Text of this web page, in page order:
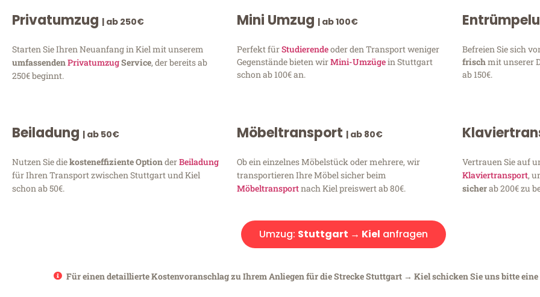
Privatumzug | ab 250€
Starten Sie Ihren Neuanfang in Kiel mit unserem
umfassendenPrivatumzugService, der bereits ab
250€ beginnt.
Mini Umzug | ab 100€
Perfekt fürStudierendeoder den Transport weniger
Gegenstände bieten wirMini-Umzügein Stuttgart
schon ab 100€ an.
Befreien Sie sich
frischmit unserer
ab 150€.
Beiladung | ab 50€
Nutzen Sie diekosteneffiziente OptionderBeiladung
für Ihren Transport zwischen Stuttgart und Kiel
schon ab 50€.
Möbeltransport | ab 80€
Ob ein einzelnes Möbelstück oder mehrere, wir
transportieren Ihre Möbel sicher beim
Möbeltransportnach Kiel preiswert ab 80€.
Vertrauen Sie auf
Klaviertransport,
sicherab 200€ zu
Umzug: Stuttgart → Kiel anfragen
Für einen detaillierte Kostenvoranschlag zu Ihrem Anliegen für die Strecke Stuttgart → Kiel schicken Sie uns bitte eine